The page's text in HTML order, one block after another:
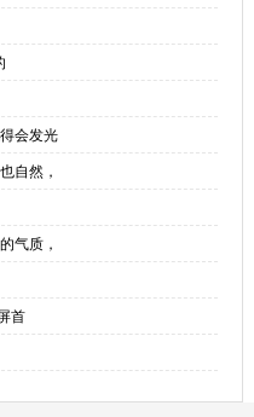
会发光
自然，
气质，
首